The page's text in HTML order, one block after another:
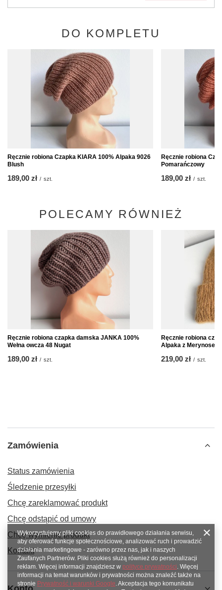
DO KOMPLETU
Ręcznie robiona Czapka KIARA 100% Alpaka 9026
Blush
189,00 zł / szt.
Ręcznie robiona
Pomarańczowy
189,00 zł / szt.
POLECAMY RÓWNIEŻ
Ręcznie robiona czapka damska JANKA 100%
Wełna owcza 48 Nugat
189,00 zł / szt.
Ręcznie robiona
Alpaka z Merynosem
219,00 zł / szt.
Zamówienia
Status zamówienia
Śledzenie przesyłki
Chcę zareklamować produkt
Chcę odstąpić od umowy
Chcę wymienić produkt
Kontakt
Wykorzystujemy pliki cookies do prawidłowego działania serwisu,
aby oferować funkcje społecznościowe, analizować ruch i prowadzić
działania marketingowe - zarówno przez nas, jak i naszych
Zaufanych Partnerów. Pliki cookies służą również do personalizacji
reklam. Więcej informacji znajdziesz w polityce prywatności. Więcej
informacji na temat warunków i prywatności można znaleźć także na
stronie Prywatność i warunki Google. Akceptacja tego komunikatu